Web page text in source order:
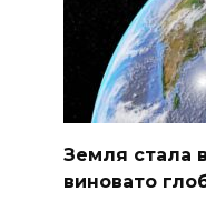
Земля стала
виновато